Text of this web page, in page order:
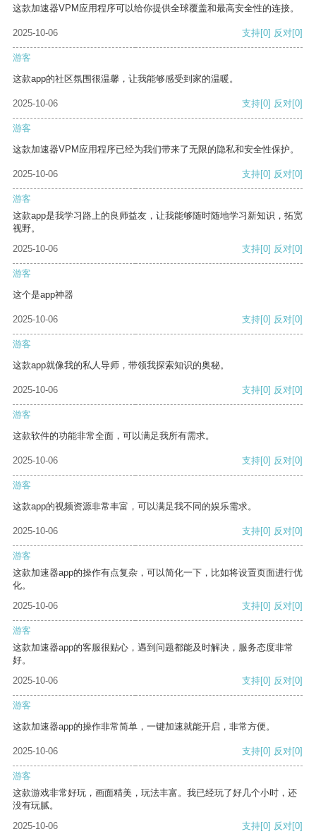
这款加速器VPM应用程序可以给你提供全球覆盖和最高安全性的连接。
2025-10-06 支持[0] 反对[0]
游客
这款app的社区氛围很温馨，让我能够感受到家的温暖。
2025-10-06 支持[0] 反对[0]
游客
这款加速器VPM应用程序已经为我们带来了无限的隐私和安全性保护。
2025-10-06 支持[0] 反对[0]
游客
这款app是我学习路上的良师益友，让我能够随时随地学习新知识，拓宽
视野。
2025-10-06
支持[0] 反对[0]
游客
这个是app神器
2025-10-06 支持[0] 反对[0]
游客
这款app就像我的私人导师，带领我探索知识的奥秘。
2025-10-06 支持[0] 反对[0]
游客
这款软件的功能非常全面，可以满足我所有需求。
2025-10-06 支持[0] 反对[0]
游客
这款app的视频资源非常丰富，可以满足我不同的娱乐需求。
2025-10-06 支持[0] 反对[0]
游客
这款加速器app的操作有点复杂，可以简化一下，比如将设置页面进行优
化。
2025-10-06
支持[0] 反对[0]
游客
这款加速器app的客服很贴心，遇到问题都能及时解决，服务态度非常
好。
2025-10-06
支持[0] 反对[0]
游客
这款加速器app的操作非常简单，一键加速就能开启，非常方便。
2025-10-06 支持[0] 反对[0]
游客
这款游戏非常好玩，画面精美，玩法丰富。我已经玩了好几个小时，还
没有玩腻。
2025-10-06
支持[0] 反对[0]